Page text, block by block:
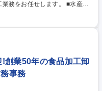
お任せします。 ■水産加
、梱包出荷業務等 ■生鮮鮮魚
分なお話合いのうえ配属を決
!創業50年の食品加工卸
事務